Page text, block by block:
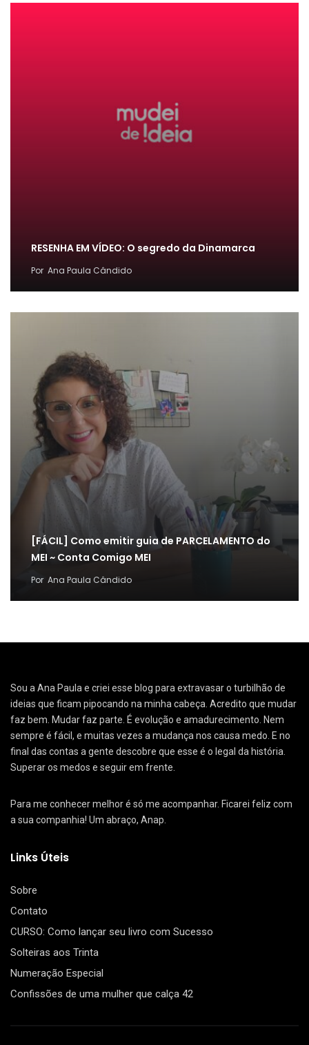
RESENHA EM VÍDEO: O segredo da Dinamarca
Por Ana Paula Cândido
[FÁCIL] Como emitir guia de PARCELAMENTO do
MEI ~ Conta Comigo MEI
Por Ana Paula Cândido
Sou a Ana Paula e criei esse blog para extravasar o turbilhão de
ideias que ficam pipocando na minha cabeça. Acredito que mudar
faz bem. Mudar faz parte. É evolução e amadurecimento. Nem
sempre é fácil, e muitas vezes a mudança nos causa medo. E no
final das contas a gente descobre que esse é o legal da história.
Superar os medos e seguir em frente.
Para me conhecer melhor é só me acompanhar. Ficarei feliz com
a sua companhia! Um abraço, Anap.
Links Úteis
Sobre
Contato
CURSO: Como lançar seu livro com Sucesso
Solteiras aos Trinta
Numeração Especial
Confissões de uma mulher que calça 42